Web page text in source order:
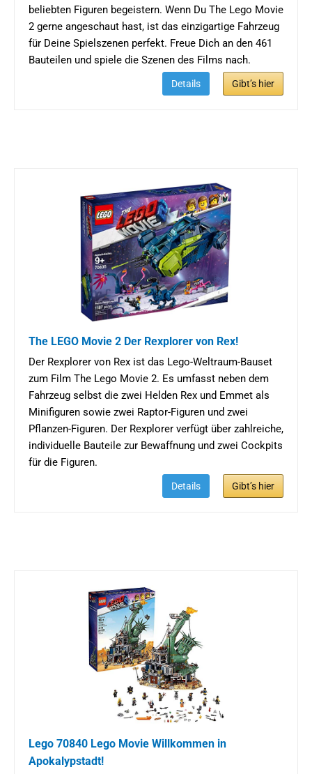
beliebten Figuren begeistern. Wenn Du The Lego Movie
2 gerne angeschaut hast, ist das einzigartige Fahrzeug
für Deine Spielszenen perfekt. Freue Dich an den 461
Bauteilen und spiele die Szenen des Films nach.
Details Gibt’s hier
The LEGO Movie 2 Der Rexplorer von Rex!
Der Rexplorer von Rex ist das Lego-Weltraum-Bauset
zum Film The Lego Movie 2. Es umfasst neben dem
Fahrzeug selbst die zwei Helden Rex und Emmet als
Minifiguren sowie zwei Raptor-Figuren und zwei
Pflanzen-Figuren. Der Rexplorer verfügt über zahlreiche,
individuelle Bauteile zur Bewaffnung und zwei Cockpits
für die Figuren.
Details Gibt’s hier
Lego 70840 Lego Movie Willkommen in
Apokalypstadt!